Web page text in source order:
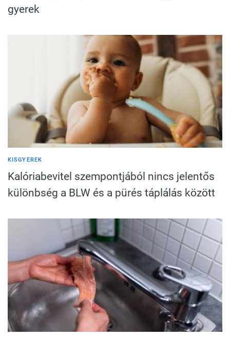
gyerek
KISGYEREK
Kalóriabevitel szempontjából nincs jelentős
különbség a BLW és a pürés táplálás között